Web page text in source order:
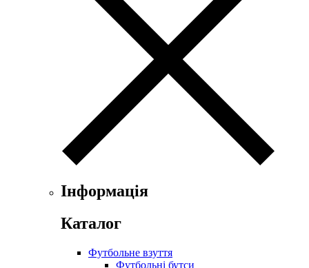
Інформація
Каталог
Футбольне взуття
Футбольні бутси